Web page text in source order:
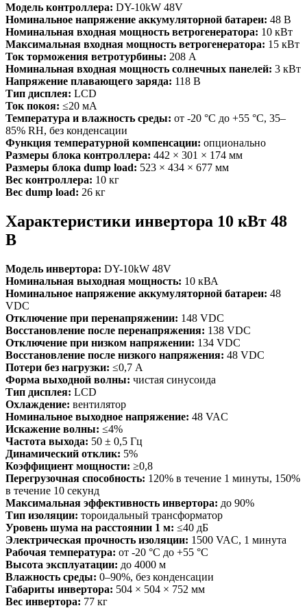
Модель контроллера: DY-10kW 48V
Номинальное напряжение аккумуляторной батареи: 48 В
Номинальная входная мощность ветрогенератора: 10 кВт
Максимальная входная мощность ветрогенератора: 15 кВт
Ток торможения ветротурбины: 208 А
Номинальная входная мощность солнечных панелей: 3 кВт
Напряжение плавающего заряда: 118 В
Тип дисплея: LCD
Ток покоя: ≤20 мА
Температура и влажность среды: от -20 °C до +55 °C, 35–
85% RH, без конденсации
Функция температурной компенсации: опционально
Размеры блока контроллера: 442 × 301 × 174 мм
Размеры блока dump load: 523 × 434 × 677 мм
Вес контроллера: 10 кг
Вес dump load: 26 кг
Характеристики инвертора 10 кВт 48
В
Модель инвертора: DY-10kW 48V
Номинальная выходная мощность: 10 кВА
Номинальное напряжение аккумуляторной батареи: 48
VDC
Отключение при перенапряжении: 148 VDC
Восстановление после перенапряжения: 138 VDC
Отключение при низком напряжении: 134 VDC
Восстановление после низкого напряжения: 48 VDC
Потери без нагрузки: ≤0,7 А
Форма выходной волны: чистая синусоида
Тип дисплея: LCD
Охлаждение: вентилятор
Номинальное выходное напряжение: 48 VAC
Искажение волны: ≤4%
Частота выхода: 50 ± 0,5 Гц
Динамический отклик: 5%
Коэффициент мощности: ≥0,8
Перегрузочная способность: 120% в течение 1 минуты, 150%
в течение 10 секунд
Максимальная эффективность инвертора: до 90%
Тип изоляции: тороидальный трансформатор
Уровень шума на расстоянии 1 м: ≤40 дБ
Электрическая прочность изоляции: 1500 VAC, 1 минута
Рабочая температура: от -20 °C до +55 °C
Высота эксплуатации: до 4000 м
Влажность среды: 0–90%, без конденсации
Габариты инвертора: 504 × 504 × 752 мм
Вес инвертора: 77 кг